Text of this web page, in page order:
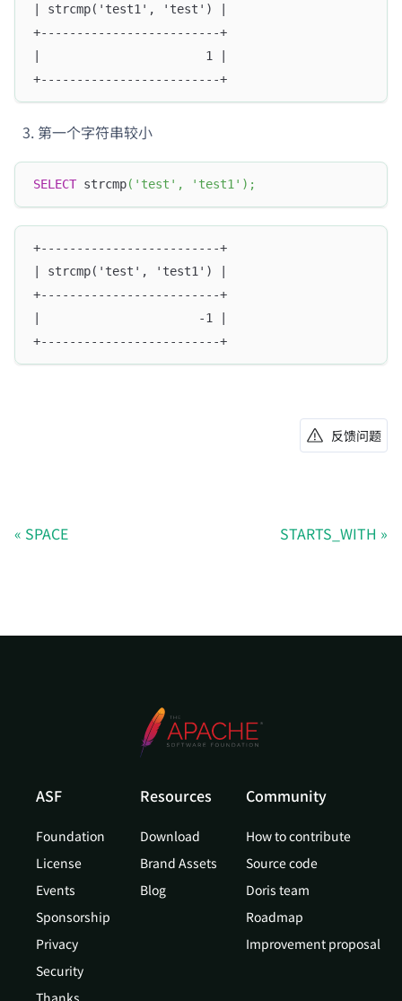
| strcmp('test1', 'test') |
+-------------------------+
|                       1 |
+-------------------------+
第一个字符串较小
SELECT strcmp( 'test' , 'test1' ) ;
+-------------------------+
| strcmp('test', 'test1') |
+-------------------------+
|                      -1 |
+-------------------------+
反馈问题
SPACE STARTS_WITH
ASF
Foundation
License
Events
Sponsorship
Privacy
Security
Thanks
Resources
Download
Brand Assets
Blog
Community
How to contribute
Source code
Doris team
Roadmap
Improvement proposal